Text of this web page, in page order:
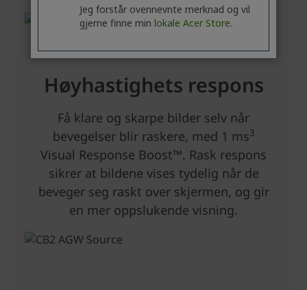
Jeg forstår ovennevnte merknad og vil
gjerne finne min lokale Acer Store.